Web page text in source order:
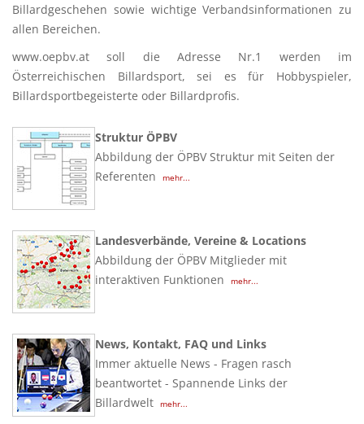
Billardgeschehen sowie wichtige Verbandsinformationen zu
allen Bereichen.
www.oepbv.at soll die Adresse Nr.1 werden im
Österreichischen Billardsport, sei es für Hobbyspieler,
Billardsportbegeisterte oder Billardprofis.
Struktur ÖPBV
Abbildung der ÖPBV Struktur mit Seiten der
Referenten
mehr...
Landesverbände, Vereine & Locations
Abbildung der ÖPBV Mitglieder mit
interaktiven Funktionen
mehr...
News, Kontakt, FAQ und Links
Immer aktuelle News - Fragen rasch
beantwortet - Spannende Links der
Billardwelt mehr...